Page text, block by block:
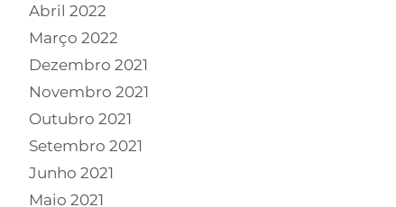
Abril 2022
Março 2022
Dezembro 2021
Novembro 2021
Outubro 2021
Setembro 2021
Junho 2021
Maio 2021